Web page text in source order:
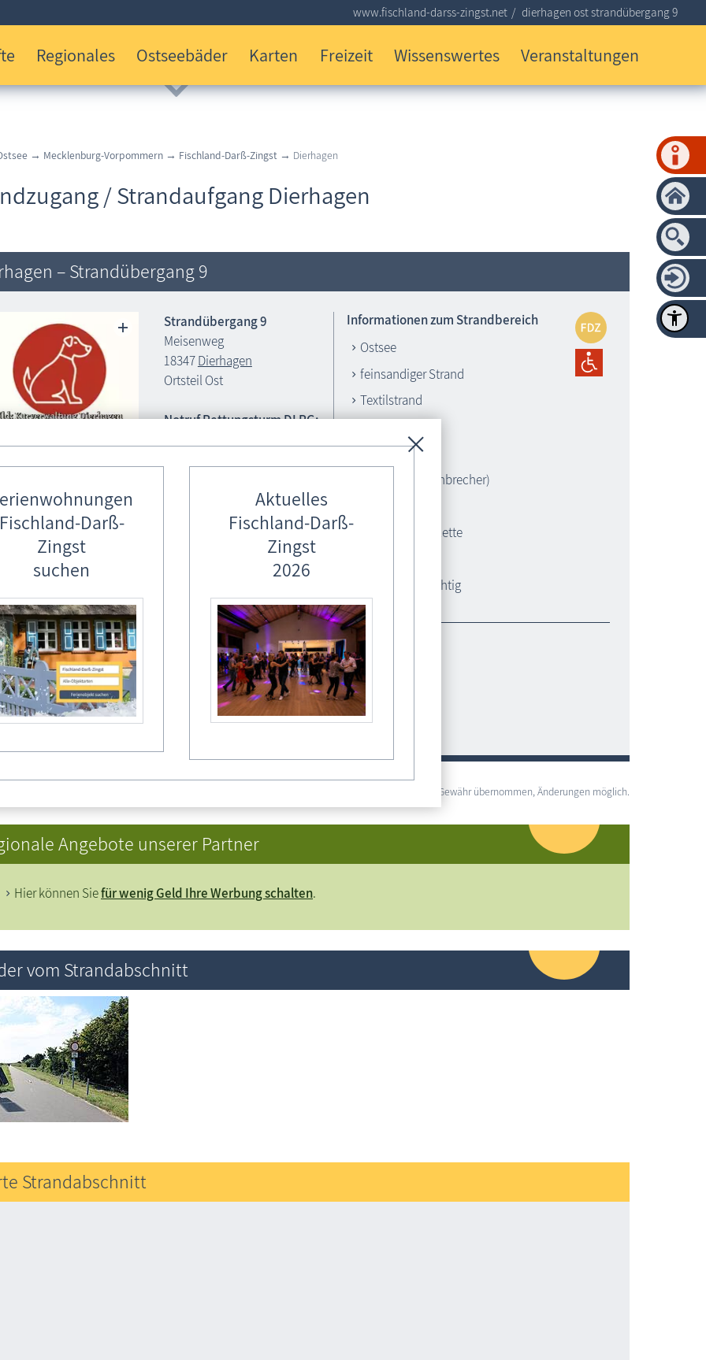
Regionales Ostseebäder Karten Freizeit Wissenswertes Veranstaltungen
www.fischland-darss-zingst.net dierhagen ost strandübergang 9
→ Mecklenburg-Vorpommern → Fischland-Darß-Zingst → Dierhagen
/ Strandaufgang Dierhagen
– Strandübergang 9
Strandübergang 9
Meisenweg
18347Dierhagen
Ortsteil Ost
Notruf Rettungsturm DLRG:
Informationen zum Strandbereich
Ostsee
feinsandiger Strand
Textilstrand
Hundestrand *
Buhnen (Wellenbrecher)
Öffentliche Toilette
kurabgabepflichtig
Infos / Besonderheiten *
Spielplatzvor dem Strandübergang
Parkplatz in der Pappelallee
Für die Richtigkeit und Vollständigkeit wird keine Gewähr übernommen, Änderungen möglich.
Angebote unserer Partner
Hier können Siefür wenig Geld Ihre Werbung schalten.
vom Strandabschnitt
Strandabschnitt
Darß-
Zingst
suchen
Aktuelles
Fischland-Darß-
Zingst
2026